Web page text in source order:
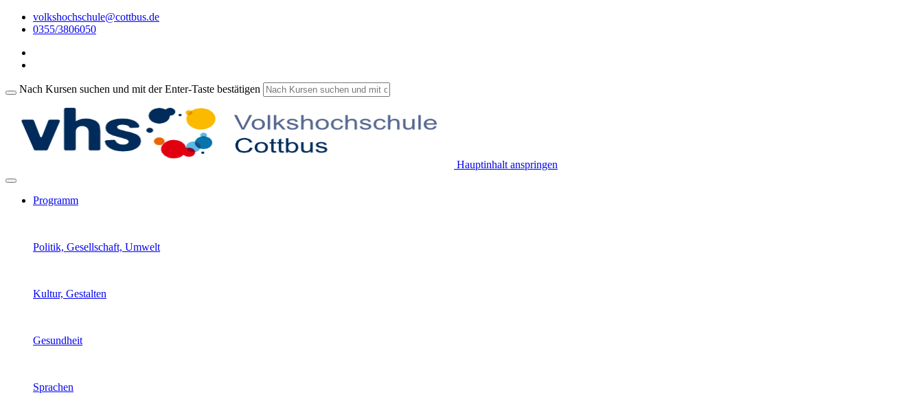
volkshochschule@cottbus.de
0355/3806050
Nach Kursen suchen und mit der Enter-Taste bestätigen
Hauptinhalt anspringen
Programm
Politik, Gesellschaft, Umwelt
Kultur, Gestalten
Gesundheit
Sprachen